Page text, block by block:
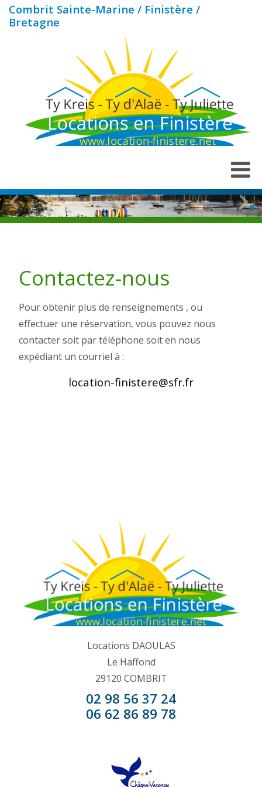
Combrit Sainte-Marine / Finistère /
Bretagne
Locations DAOULAS
Le Haffond
29120 COMBRIT
02 98 56 37 24
06 62 86 89 78
Contactez-nous
Pour obtenir plus de renseignements , ou
effectuer une réservation, vous pouvez nous
contacter soit par téléphone soit en nous
expédiant un courriel à :
location-finistere@sfr.fr